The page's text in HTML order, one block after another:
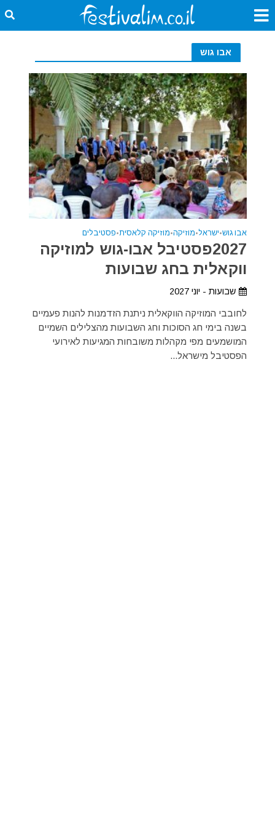
אבו גוש
אבו גוש•ישראל•מוזיקה•מוזיקה קלאסית•פסטיבלים
2027פסטיבל אבו-גוש למוזיקה
ווקאלית בחג שבועות
שבועות - יוני 2027
לחובבי המוזיקה הווקאלית ניתנת הזדמנות להנות פעמיים
בשנה בימי חג הסוכות וחג השבועות מהצלילים השמיים
המושמעים מפי מקהלות משובחות המגיעות לאירועי
הפסטיבל מישראל...